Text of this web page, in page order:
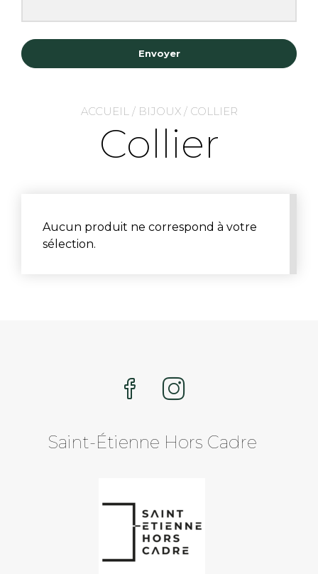
ACCUEIL / BIJOUX/ COLLIER
Collier
Aucun produit ne correspond à votre
sélection.
Envoyer
Saint-Étienne Hors Cadre